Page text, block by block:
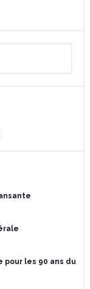
pour les 90 ans du